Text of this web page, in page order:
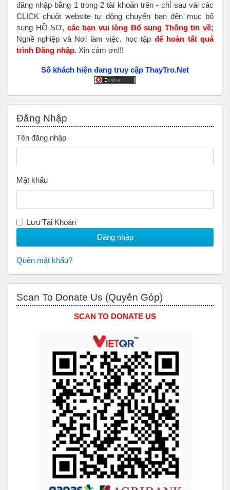
đăng nhập bằng 1 trong 2 tài khoản trên - chỉ sau vài các
CLICK chuột website tự động chuyển bạn đến mục bổ
sung HỒ SƠ, các bạn vui lòng Bổ sung Thông tin về;
Nghề nghiệp và Nơi làm việc, học tập để hoàn tấtquá
trình Đăng nhập. Xin cảm ơn!!!
Số khách hiện đang truy cập ThayTro.Net
Đăng Nhập
Tên đăng nhập
Mật khẩu
Lưu Tài Khoản
Quên mật khẩu?
Scan To Donate Us (Quyên Góp)
SCAN TO DONATE US